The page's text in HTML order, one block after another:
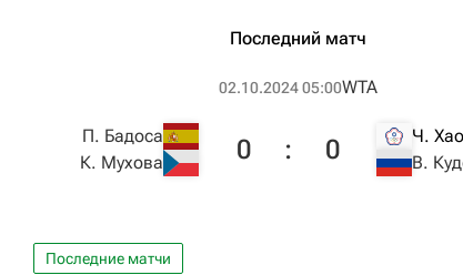
Последний матч
02.10.2024 05:00WTA
П. Бадоса
К. Мухова
0 : 0
Ч.
В.
Последние матчи